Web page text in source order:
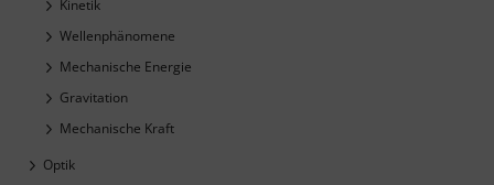
Kinetik
Wellenphänomene
Mechanische Energie
Gravitation
Mechanische Kraft
Optik